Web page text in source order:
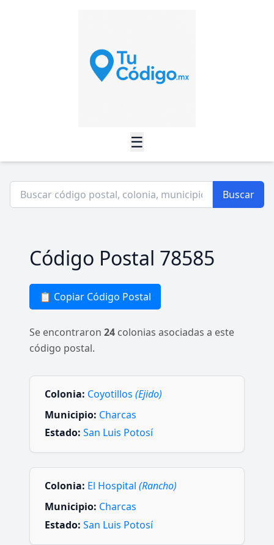
☰
Buscar
Código Postal 78585
📋 Copiar Código Postal
Se encontraron 24 colonias asociadas a este
código postal.
Colonia: Coyotillos (Ejido)
Municipio: Charcas
Estado: San Luis Potosí
Colonia: El Hospital (Rancho)
Municipio: Charcas
Estado: San Luis Potosí